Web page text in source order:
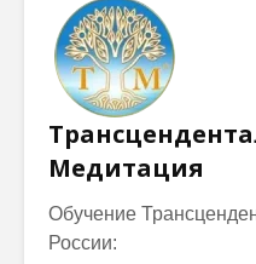
Медитация
Обучение
России: